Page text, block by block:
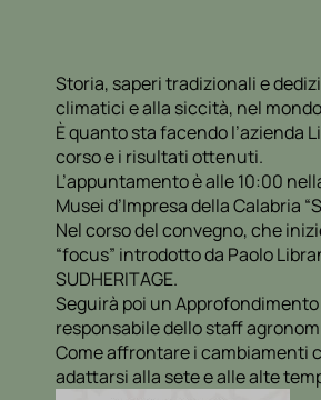
Storia, saperi tradizionali e
climatici e alla siccità, nel
È quanto sta facendo l’azienda
corso e i risultati ottenuti.
L’appuntamento è alle 10:00
Musei d’Impresa della Calabria
Nel corso del convegno, che
“focus” introdotto da Paolo
SUDHERITAGE.
Seguirà poi un
responsabile dello staff
Come affrontare i cambiamenti
adattarsi alla sete e alle alte